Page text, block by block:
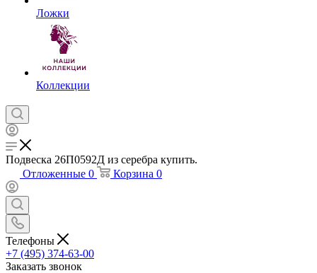
Ложки
Коллекции
Подвеска 26П0592Д из серебра купить.
Отложенные 0 Корзина 0
Телефоны
+7 (495) 374-63-00
Заказать звонок